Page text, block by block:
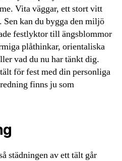
Vita väggar, ett stort vitt
kan du bygga den miljö
festlyktor till ängsblommor
plåthinkar, orientaliska
vad du nu har tänkt dig.
för fest med din personliga
finns ju som
städningen av ett tält går